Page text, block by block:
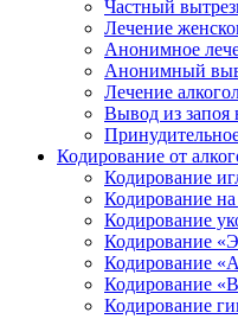
Частный
Лечение
Анонимное
Анонимный
Лечение
Вывод из запоя
Кодирование от
Кодирование
Кодирование
Кодирование
Кодирование
Кодирование
Кодирование
Кодирование